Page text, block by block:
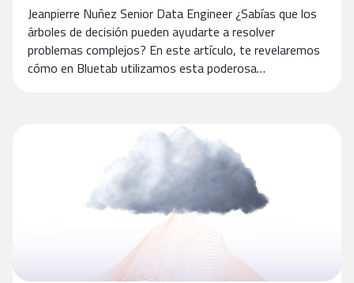
Jeanpierre Nuñez Senior Data Engineer ¿Sabías que los
árboles de decisión pueden ayudarte a resolver
problemas complejos? En este artículo, te revelaremos
cómo en Bluetab utilizamos esta poderosa…